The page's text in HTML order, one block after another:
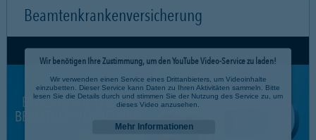
Beamtenkrankenversicherung
Wir benötigen Ihre Zustimmung, um den YouTube Video-Service zu laden!
Wir verwenden einen Service eines Drittanbieters, um Videoinhalte
einzubetten. Dieser Service kann Daten zu Ihren Aktivitäten sammeln. Bitte
lesen Sie die Details durch und stimmen Sie der Nutzung des Service zu, um
dieses Video anzusehen.
Mehr Informationen